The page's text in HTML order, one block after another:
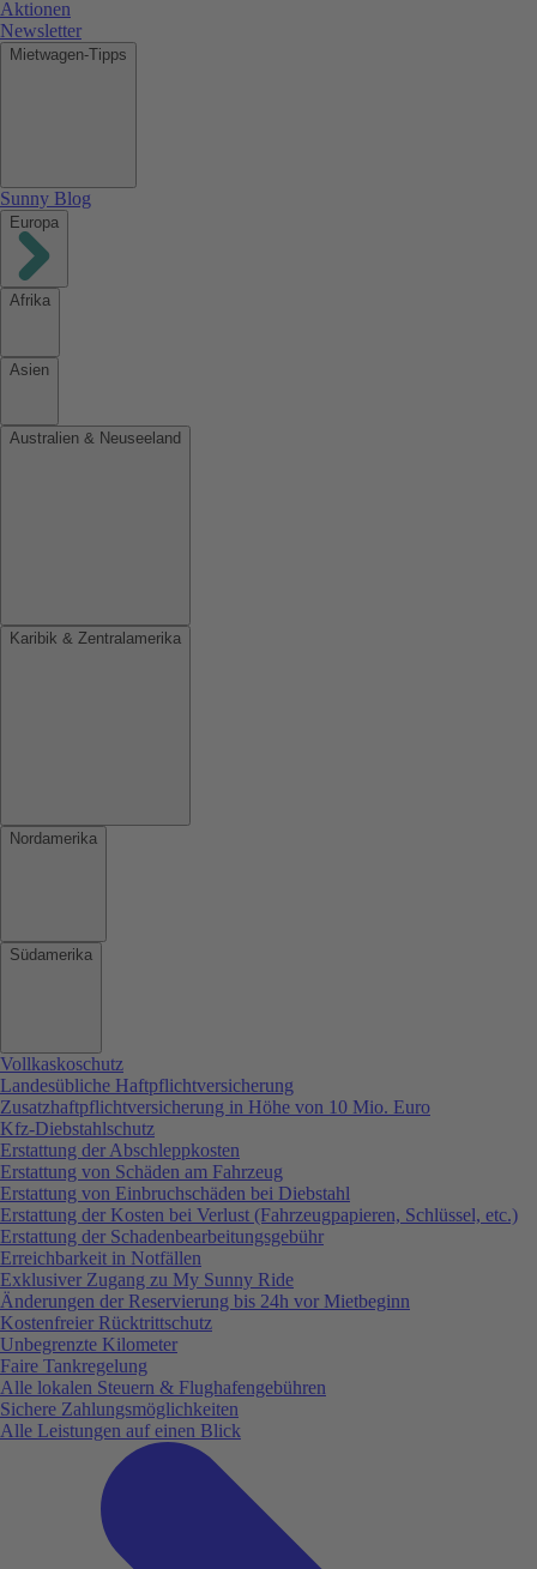
Aktionen
Newsletter
Mietwagen-Tipps
Sunny Blog
Europa
Afrika
Asien
Australien & Neuseeland
Karibik & Zentralamerika
Nordamerika
Südamerika
Vollkaskoschutz
Landesübliche Haftpflichtversicherung
Zusatzhaftpflichtversicherung in Höhe von 10 Mio. Euro
Kfz-Diebstahlschutz
Erstattung der Abschleppkosten
Erstattung von Schäden am Fahrzeug
Erstattung von Einbruchschäden bei Diebstahl
Erstattung der Kosten bei Verlust (Fahrzeugpapieren, Schlüssel, etc.)
Erstattung der Schadenbearbeitungsgebühr
Erreichbarkeit in Notfällen
Exklusiver Zugang zu My Sunny Ride
Änderungen der Reservierung bis 24h vor Mietbeginn
Kostenfreier Rücktrittschutz
Unbegrenzte Kilometer
Faire Tankregelung
Alle lokalen Steuern & Flughafengebühren
Sichere Zahlungsmöglichkeiten
Alle Leistungen auf einen Blick